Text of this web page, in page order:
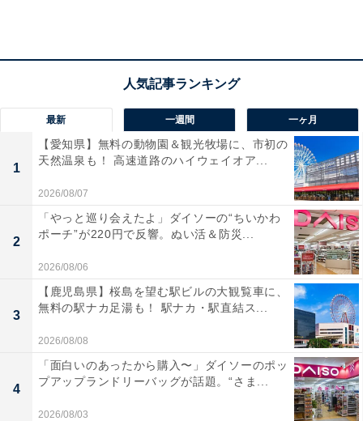
マイナス評価にした理由（1）受取評価が遅くなっ
てしまった
受取評価のタイミングによっては、出品者からマイナス
評価を受けてしまうことがあります。なぜなら、購入者
からの受取評価がないと、出品者に売上金が入らないか
らです。もし売上金を使う予定があったなら、タイミン
グが遅くなると出品者に不都合が起きてしまうことがあ
るのです。「購入者の受取評価が遅いからだ！」となれ
ば、出品者もマイナス評価をしてしまうでしょう。
最新 一週間 一ヶ月
1
【愛知県】無料の動物園＆観光牧場に、市初の
天然温泉も！ 高速道路のハイウェイオア...
2026/08/07
2
「やっと巡り会えたよ」ダイソーの“ちいかわ
ポーチ”が220円で反響。ぬい活＆防災...
2026/08/06
3
【鹿児島県】桜島を望む駅ビルの大観覧車に、
無料の駅ナカ足湯も！ 駅ナカ・駅直結ス...
2026/08/08
4
「面白いのあったから購入〜」ダイソーのポッ
プアップランドリーバッグが話題。“さま...
2026/08/03